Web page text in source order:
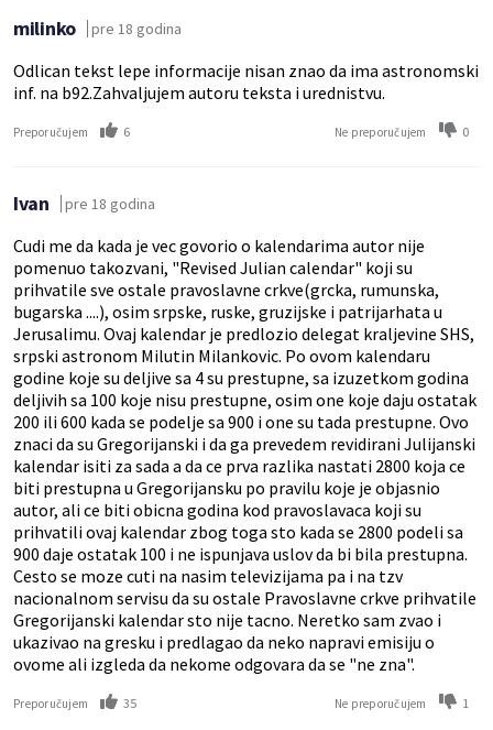
milinko pre 18 godina
Odlican tekst lepe informacije nisan znao da ima astronomski
inf. na b92.Zahvaljujem autoru teksta i urednistvu.
Preporučujem 6 Ne preporučujem 0
Ivan pre 18 godina
Cudi me da kada je vec govorio o kalendarima autor nije
pomenuo takozvani, "Revised Julian calendar" koji su
prihvatile sve ostale pravoslavne crkve(grcka, rumunska,
bugarska ....), osim srpske, ruske, gruzijske i patrijarhata u
Jerusalimu. Ovaj kalendar je predlozio delegat kraljevine SHS,
srpski astronom Milutin Milankovic. Po ovom kalendaru
godine koje su deljive sa 4 su prestupne, sa izuzetkom godina
deljivih sa 100 koje nisu prestupne, osim one koje daju ostatak
200 ili 600 kada se podelje sa 900 i one su tada prestupne. Ovo
znaci da su Gregorijanski i da ga prevedem revidirani Julijanski
kalendar isiti za sada a da ce prva razlika nastati 2800 koja ce
biti prestupna u Gregorijansku po pravilu koje je objasnio
autor, ali ce biti obicna godina kod pravoslavaca koji su
prihvatili ovaj kalendar zbog toga sto kada se 2800 podeli sa
900 daje ostatak 100 i ne ispunjava uslov da bi bila prestupna.
Cesto se moze cuti na nasim televizijama pa i na tzv
nacionalnom servisu da su ostale Pravoslavne crkve prihvatile
Gregorijanski kalendar sto nije tacno. Neretko sam zvao i
ukazivao na gresku i predlagao da neko napravi emisiju o
ovome ali izgleda da nekome odgovara da se "ne zna".
Preporučujem 35 Ne preporučujem 1